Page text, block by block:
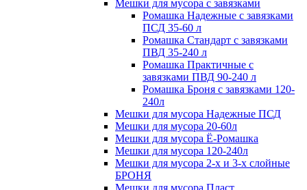
Мешки для мусора с завязками
Ромашка Надежные с завязками
ПСД 35-60 л
Ромашка Стандарт с завязками
ПВД 35-240 л
Ромашка Практичные с
завязками ПВД 90-240 л
Ромашка Броня с завязками 120-
240л
Мешки для мусора Надежные ПСД
Мешки для мусора 20-60л
Мешки для мусора Ё-Ромашка
Мешки для мусора 120-240л
Мешки для мусора 2-х и 3-х слойные
БРОНЯ